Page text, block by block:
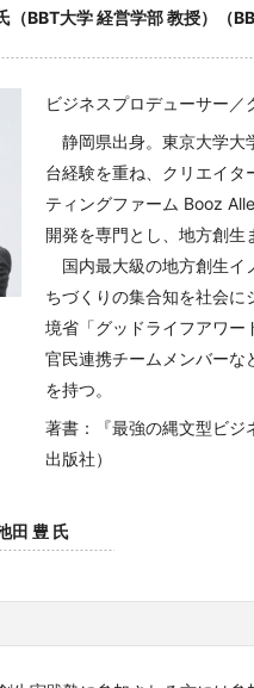
（BBT大学 経営学部 教授）（
ビジネスプロデューサー
静岡県出身。東京大学大
台経験を重ね、クリエイ
ティングファーム Booz
開発を専門とし、地方創生
国内最大級の地方創生イ
ちづくりの集合知を社会
境省「グッドライフアワー
官民連携チームメンバー
を持つ。
著書：『最強の縄文型ビ
出版社）
田 豊 氏